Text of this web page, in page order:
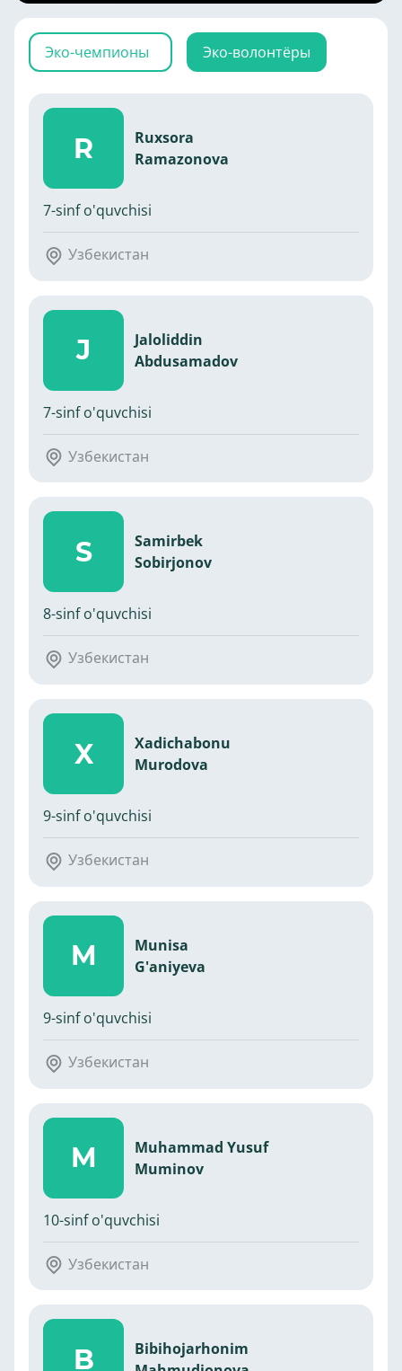
Эко-чемпионы Эко-волонтёры
R
Ruxsora
Ramazonova
7-sinf o'quvchisi
Узбекистан
J
Jaloliddin
Abdusamadov
7-sinf o'quvchisi
Узбекистан
S
Samirbek
Sobirjonov
8-sinf o'quvchisi
Узбекистан
X
Xadichabonu
Murodova
9-sinf o'quvchisi
Узбекистан
M
Munisa
G'aniyeva
9-sinf o'quvchisi
Узбекистан
M
Muhammad Yusuf
Muminov
10-sinf o'quvchisi
Узбекистан
B
Bibihojarhonim